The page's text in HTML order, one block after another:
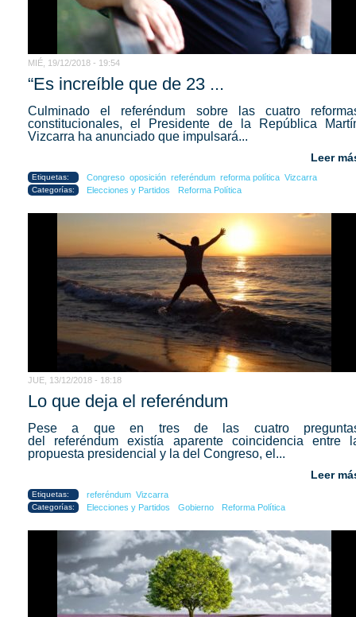
MIÉ, 19/12/2018 - 19:54
“Es increíble que de 23 ...
Culminado el referéndum sobre las cuatro
constitucionales, el Presidente de la República
Vizcarra ha anunciado que impulsará...
Leer
Etiquetas: Congreso oposición referéndum reforma política Vizcarra
Categorías: Elecciones y Partidos Reforma Política
JUE, 13/12/2018 - 18:18
Lo que deja el referéndum
Pese a que en tres de las cuatro
del referéndum existía aparente coincidencia entre
propuesta presidencial y la del Congreso, el...
Leer
Etiquetas: referéndum Vizcarra
Categorías: Elecciones y Partidos Gobierno Reforma Política